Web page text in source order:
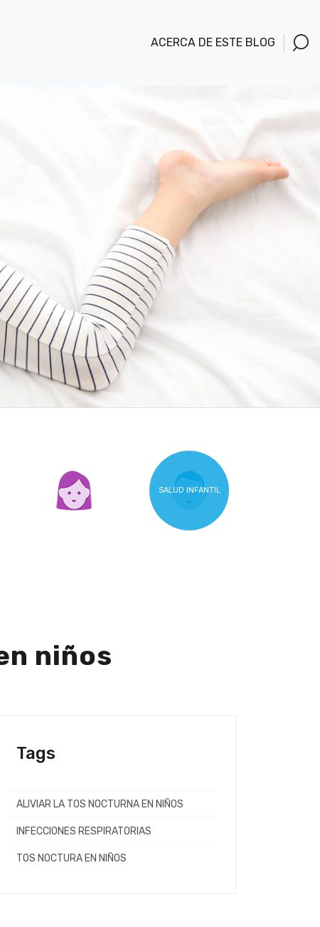
ACERCA DE ESTE BLOG
SALUD INFANTIL
niños
Tags
ALIVIAR LA TOS NOCTURNA EN NIÑOS
INFECCIONES RESPIRATORIAS
TOS NOCTURA EN NIÑOS